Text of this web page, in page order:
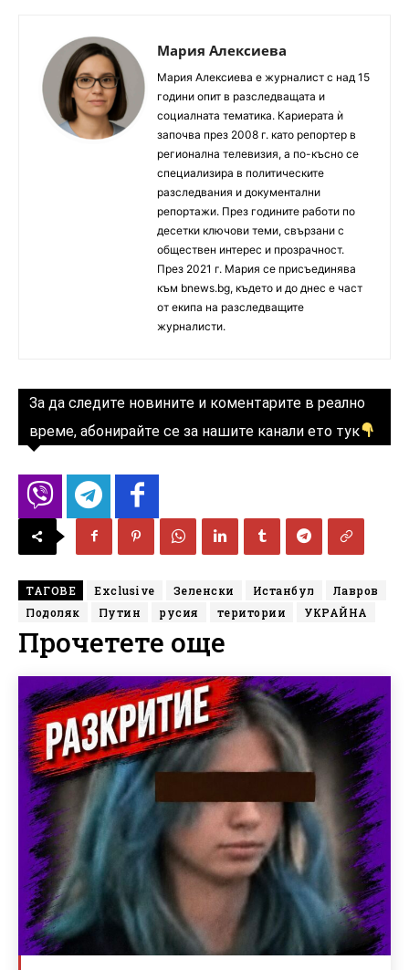
Мария Алексиева
Мария Алексиева е журналист с над 15
години опит в разследващата и
социалната тематика. Кариерата ѝ
започва през 2008 г. като репортер в
регионална телевизия, а по-късно се
специализира в политическите
разследвания и документални
репортажи. През годините работи по
десетки ключови теми, свързани с
обществен интерес и прозрачност.
През 2021 г. Мария се присъединява
към bnews.bg, където и до днес е част
от екипа на разследващите
журналисти.
За да следите новините и коментарите в реално
време, абонирайте се за нашите канали ето тук
ТАГОВЕ Exclusive Зеленски Истанбул
Лавров
Подоляк
Путин русия територии УКРАЙНА
Прочетете още